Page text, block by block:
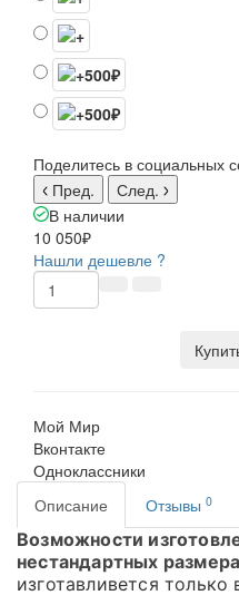
Поделитесь в социальных
Пред.
След.
В наличии
10 050₽
Нашли дешевле ?
Мой Мир
Вконтакте
Одноклассники
Описание
Отзывы 0
Возможности
нестандартных
изготавливется